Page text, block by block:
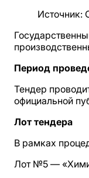
Источник:
Период
Тендер
официальной
Лот тендера
В рамках
Лот №5 —